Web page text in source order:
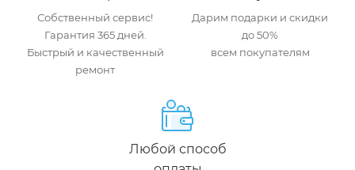
Собственный сервис!
Гарантия 365 дней.
Быстрый и качественный
ремонт
Дарим подарки и скидки
до 50%
всем покупателям
Любой способ